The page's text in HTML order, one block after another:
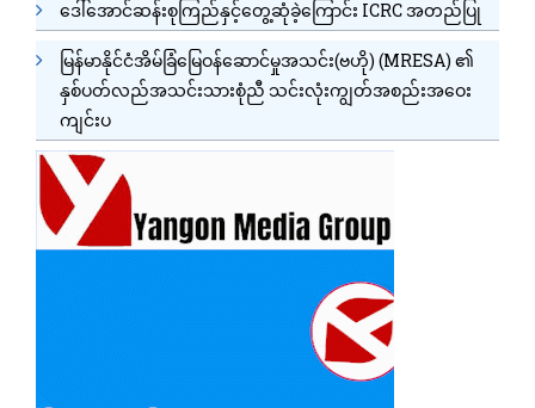
ဒေါ်အောင်ဆန်းစုကြည်နှင့်တွေ့ဆုံခဲ့ကြောင်း ICRC အတည်ပြု
မြန်မာနိုင်ငံအိမ်ခြံမြေဝန်ဆောင်မှုအသင်း(ဗဟို) (MRESA) ၏
နှစ်ပတ်လည်အသင်းသားစုံညီ သင်းလုံးကျွတ်အစည်းအဝေး
ကျင်းပ